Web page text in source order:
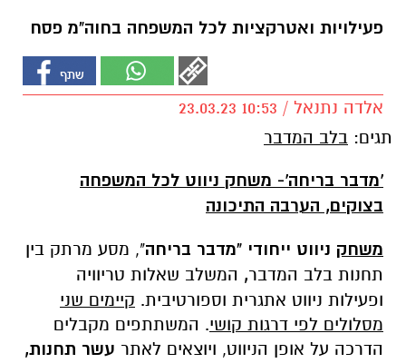
פעילויות ואטרקציות לכל המשפחה בחוה"מ פסח
אלדה נתנאל / 10:53 23.03.23
תגים: בלב המדבר
'מדבר בריחה'- משחק ניווט לכל המשפחה
בצוקים, הערבה התיכונה
משחק ניווט ייחודי "מדבר בריחה", מסע מרתק בין
תחנות בלב המדבר, המשלב שאלות טריוויה
ופעילות ניווט אתגרית וספורטיבית. קיימים שני
מסלולים לפי דרגות קושי. המשתתפים מקבלים
הדרכה על אופן הניווט, ויוצאים לאתר עשר תחנות,